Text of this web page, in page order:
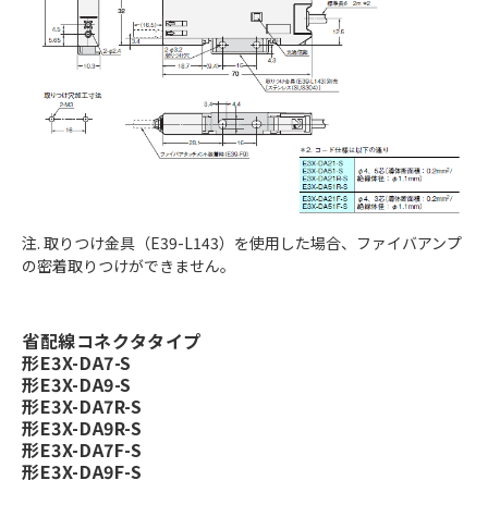
注. 取りつけ金具（E39-L143）を使用した場合、ファイバアンプ
の密着取りつけができません。
省配線コネクタタイプ
形E3X-DA7-S
形E3X-DA9-S
形E3X-DA7R-S
形E3X-DA9R-S
形E3X-DA7F-S
形E3X-DA9F-S